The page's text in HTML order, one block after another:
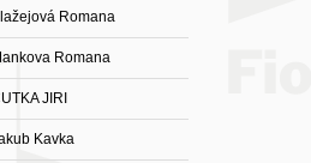
Romana
Romana
JIRI
Kavka